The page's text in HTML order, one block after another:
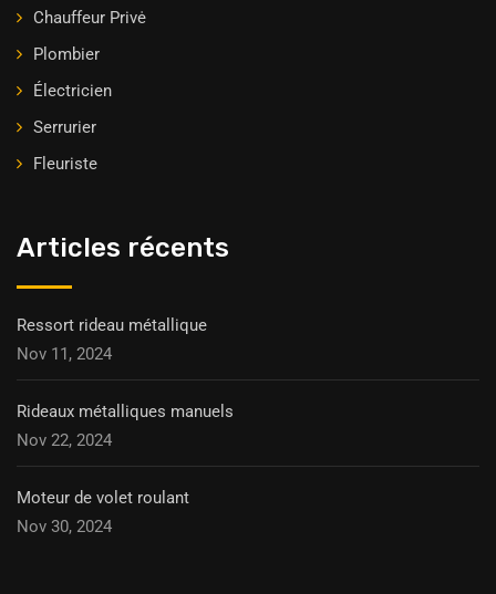
Chauffeur Privė
Plombier
Électricien
Serrurier
Fleuriste
Articles récents
Ressort rideau métallique
Nov 11, 2024
Rideaux métalliques manuels
Nov 22, 2024
Moteur de volet roulant
Nov 30, 2024